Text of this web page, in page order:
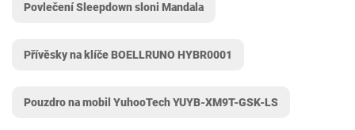
Povlečení Sleepdown sloni Mandala
Přívěsky na klíče BOELLRUNO HYBR0001
Pouzdro na mobil YuhooTech YUYB-XM9T-GSK-LS